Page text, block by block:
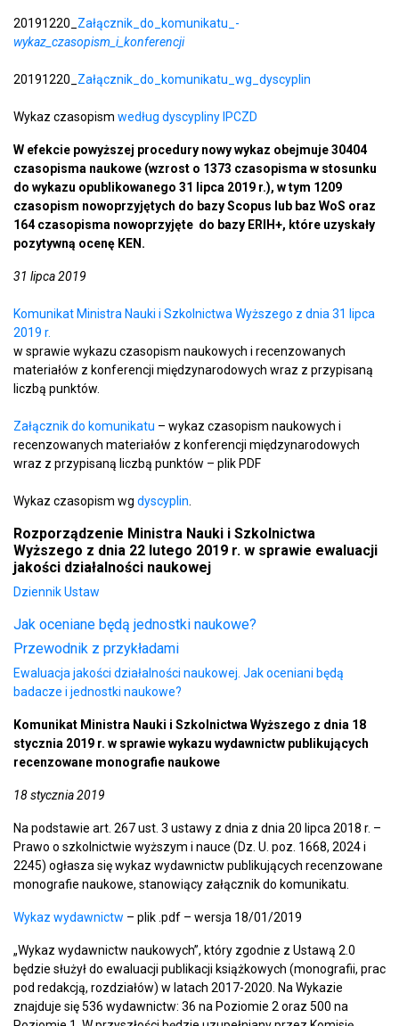
20191220_ Załącznik_do_komunikatu_-
wykaz_czasopism_i_konferencji
20191220_ Załącznik_do_komunikatu_wg_dyscyplin
Wykaz czasopism według dyscypliny IPCZD
W efekcie powyższej procedury nowy wykaz obejmuje 30404
czasopisma naukowe (wzrost o 1373 czasopisma w stosunku
do wykazu opublikowanego 31 lipca 2019 r.), w tym 1209
czasopism nowoprzyjętych do bazy Scopus lub baz WoS oraz
164 czasopisma nowoprzyjęte do bazy ERIH+, które uzyskały
pozytywną ocenę KEN.
31 lipca 2019
Komunikat Ministra Nauki i Szkolnictwa Wyższego z dnia 31 lipca
2019 r.
w sprawie wykazu czasopism naukowych i recenzowanych
materiałów z konferencji międzynarodowych wraz z przypisaną
liczbą punktów.
Załącznik do komunikatu – wykaz czasopism naukowych i
recenzowanych materiałów z konferencji międzynarodowych
wraz z przypisaną liczbą punktów – plik PDF
Wykaz czasopism wg dyscyplin
Rozporządzenie Ministra Nauki i Szkolnictwa
Wyższego z dnia 22 lutego 2019 r. w sprawie ewaluacji
jakości działalności naukowej
Dziennik Ustaw
Jak oceniane będą jednostki naukowe?
Przewodnik z przykładami
Ewaluacja jakości działalności naukowej. Jak oceniani będą
badacze i jednostki naukowe?
Komunikat Ministra Nauki i Szkolnictwa Wyższego z dnia 18
stycznia 2019 r. w sprawie wykazu wydawnictw publikujących
recenzowane monografie naukowe
18 stycznia 2019
Na podstawie art. 267 ust. 3 ustawy z dnia z dnia 20 lipca 2018 r. –
Prawo o szkolnictwie wyższym i nauce (Dz. U. poz. 1668, 2024 i
2245) ogłasza się wykaz wydawnictw publikujących recenzowane
monografie naukowe, stanowiący załącznik do komunikatu.
Wykaz wydawnictw – plik .pdf – wersja 18/01/2019
„Wykaz wydawnictw naukowych”, który zgodnie z Ustawą 2.0
będzie służył do ewaluacji publikacji książkowych (monografii, prac
pod redakcją, rozdziałów) w latach 2017-2020. Na Wykazie
znajduje się 536 wydawnictw: 36 na Poziomie 2 oraz 500 na